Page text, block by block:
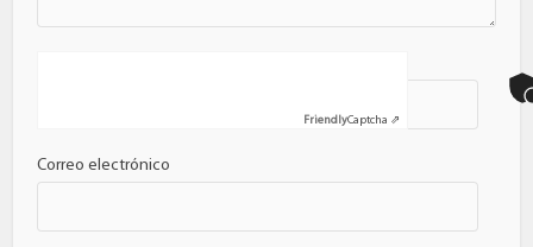
Correo electrónico
FriendlyCaptcha ⇗